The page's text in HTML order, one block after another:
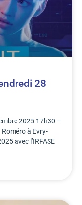
28
2025 17h30 –
à Evry-
avec l’IRFASE